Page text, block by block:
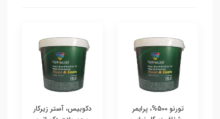
تورنو 500%، پرایمر
دکوبیس، آستر زیرکار